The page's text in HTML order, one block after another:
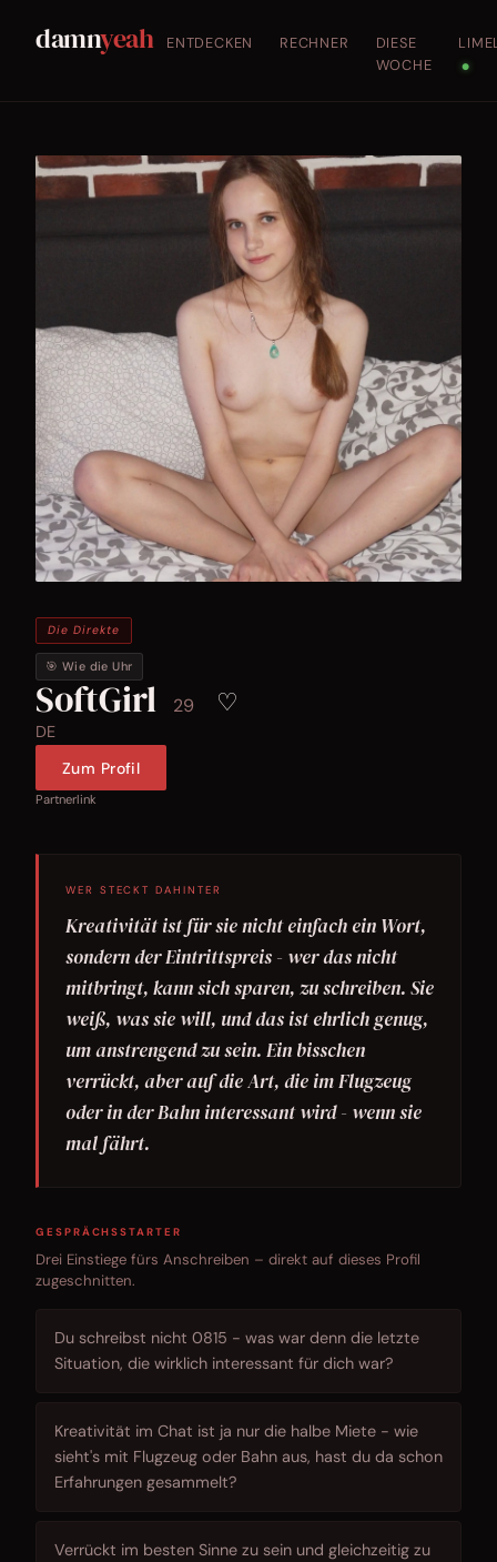
damnyeah ENTDECKEN RECHNER
DIESE
WOCHE
●
Die Direkte
🎯 Wie die Uhr
SoftGirl 29 ♡
DE
Zum Profil
Partnerlink
WER STECKT DAHINTER
Kreativität ist für sie nicht einfach ein Wort,
sondern der Eintrittspreis - wer das nicht
mitbringt, kann sich sparen, zu schreiben. Sie
weiß, was sie will, und das ist ehrlich genug,
um anstrengend zu sein. Ein bisschen
verrückt, aber auf die Art, die im Flugzeug
oder in der Bahn interessant wird - wenn sie
mal fährt.
GESPRÄCHSSTARTER
Drei Einstiege fürs Anschreiben – direkt auf dieses Profil
zugeschnitten.
Du schreibst nicht 0815 - was war denn die letzte
Situation, die wirklich interessant für dich war?
Kreativität im Chat ist ja nur die halbe Miete - wie
sieht's mit Flugzeug oder Bahn aus, hast du da schon
Erfahrungen gesammelt?
Verrückt im besten Sinne zu sein und gleichzeitig zu